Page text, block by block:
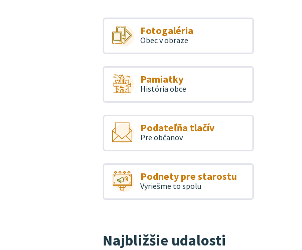
Fotogaléria
Obec v obraze
Pamiatky
História obce
Podateľňa tlačív
Pre občanov
Podnety pre starostu
Vyriešme to spolu
Najbližšie udalosti